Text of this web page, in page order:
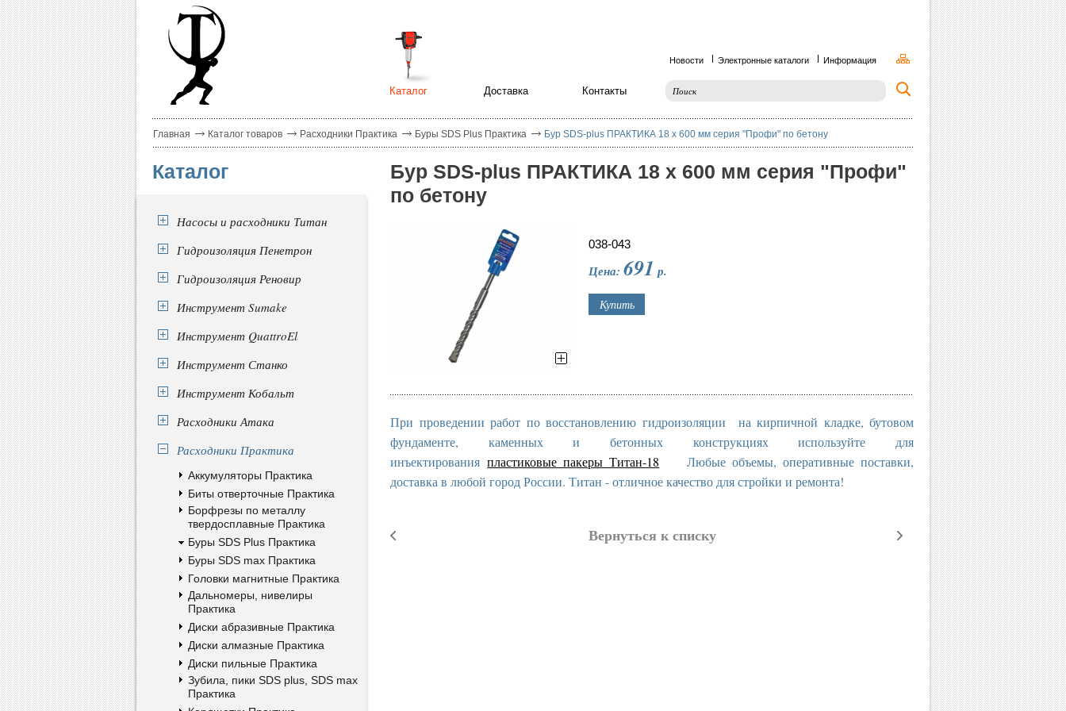
Каталог Доставка Контакты
Новости Электронные каталоги Информация
Главная Каталог товаров Расходники Практика Буры SDS Plus Практика Бур SDS-plus ПРАКТИКА 18 х 600 мм серия "Профи" по бетону
Каталог
Насосы и расходники Титан
Гидроизоляция Пенетрон
Гидроизоляция Реновир
Инструмент Sumake
Инструмент QuattroEl
Инструмент Станко
Инструмент Кобальт
Расходники Атака
Расходники Практика
Аккумуляторы Практика
Биты отверточные Практика
Борфрезы по металлу
твердосплавные Практика
Буры SDS Plus Практика
Буры SDS max Практика
Головки магнитные Практика
Дальномеры, нивелиры
Практика
Диски абразивные Практика
Диски алмазные Практика
Диски пильные Практика
Зубила, пики SDS plus, SDS max
Практика
Бур SDS-plus ПРАКТИКА 18 х 600 мм серия "Профи"
по бетону
038-043
Цена: 691 р.
При проведении работ по восстановлению гидроизоляции на кирпичной кладке, бутовом
фундаменте, каменных и бетонных конструкциях используйте для
инъектированияпластиковые пакеры Титан-18 Любые объемы, оперативные поставки,
доставка в любой город России. Титан - отличное качество для стройки и ремонта!
Вернуться к списку